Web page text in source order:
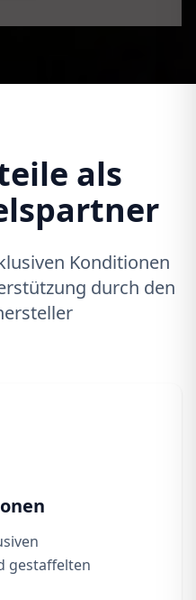
als
Konditionen
durch den
gestaffelten